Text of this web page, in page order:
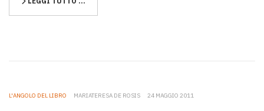
L'ANGOLO DEL LIBRO MARIATERESA DE ROSIS 24 MAGGIO 2011